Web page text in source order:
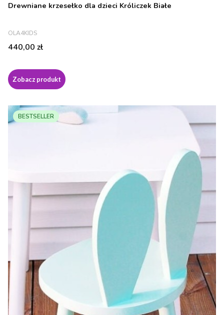
Drewniane krzesełko dla dzieci Króliczek Białe
PRODUCENT
OLA4KIDS
Cena
440,00 zł
Zobacz produkt
BESTSELLER